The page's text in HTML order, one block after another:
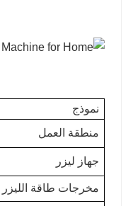
نموذج
منطقة العمل
جهاز ليزر
مخرجات طاقة الليزر